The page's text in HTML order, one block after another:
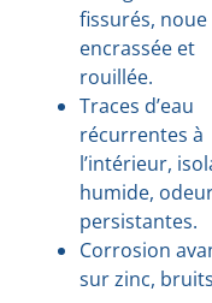
fissurés, noue
encrassée et
rouillée.
Traces d’eau
récurrentes à
l’intérieur,
humide,
persistantes.
Corrosion
sur zinc, bruits